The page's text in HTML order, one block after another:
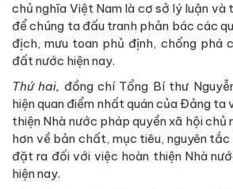
chủ nghĩa Việt Nam là cơ sở lý luận và
để chúng ta đấu tranh phản bác các
địch, mưu toan phủ định, chống phá
đất nước hiện nay.
Thứ hai, đồng chí Tổng Bí thư
hiện quan điểm nhất quán của Đảng ta
thiện Nhà nước pháp quyền xã hội chủ
hơn về bản chất, mục tiêu, nguyên
đặt ra đối với việc hoàn thiện Nhà
hiện nay.